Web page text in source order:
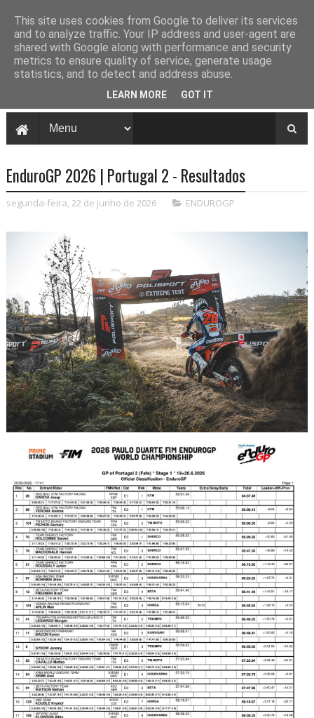
EnduroGP 2026 | Portugal 2 - Resultados
segunda-feira, 22 de junho de 2026 ENDUROGP
This site uses cookies from Google to deliver its services
and to analyze traffic. Your IP address and user-agent are
shared with Google along with performance and security
metrics to ensure quality of service, generate usage
statistics, and to detect and address abuse.
LEARN MORE GOT IT